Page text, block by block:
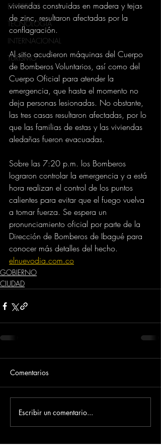
EMPRESAS
TECNOLOGIA
INTERNACIONAL
TURISMO
viviendas construidas en madera y tejas
de zinc, resultaron afectadas por la
conflagración.
Al sitio acudieron máquinas del Cuerpo
de Bomberos Voluntarios, así como del
Cuerpo Oficial para atender la
emergencia, que hasta el momento no
deja personas lesionadas. No obstante,
las tres casas resultaron afectadas, por lo
que las familias de estas y las viviendas
aledañas fueron evacuadas.
Sobre las 7:20 p.m. los Bomberos
lograron controlar la emergencia y a está
hora realizan el control de los puntos
calientes para evitar que el fuego vuelva
a tomar fuerza. Se espera un
pronunciamiento oficial por parte de la
Dirección de Bomberos de Ibagué para
conocer más detalles del hecho.
elnuevodia.com.co
GOBIERNO
CIUDAD
Comentarios
Escribir un comentario...